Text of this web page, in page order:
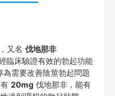
又名 伐地那非
臨床驗證有效的勃起功能
需要改善陰莖勃起問題
20mg伐地那非，能有